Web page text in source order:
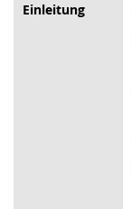
Einleitung